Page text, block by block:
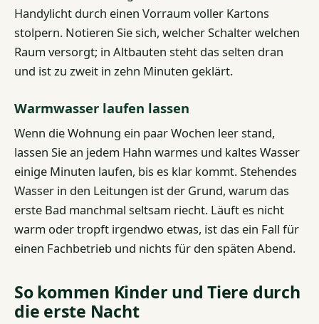
Handylicht durch einen Vorraum voller Kartons
stolpern. Notieren Sie sich, welcher Schalter welchen
Raum versorgt; in Altbauten steht das selten dran
und ist zu zweit in zehn Minuten geklärt.
Warmwasser laufen lassen
Wenn die Wohnung ein paar Wochen leer stand,
lassen Sie an jedem Hahn warmes und kaltes Wasser
einige Minuten laufen, bis es klar kommt. Stehendes
Wasser in den Leitungen ist der Grund, warum das
erste Bad manchmal seltsam riecht. Läuft es nicht
warm oder tropft irgendwo etwas, ist das ein Fall für
einen Fachbetrieb und nichts für den späten Abend.
So kommen Kinder und Tiere durch
die erste Nacht